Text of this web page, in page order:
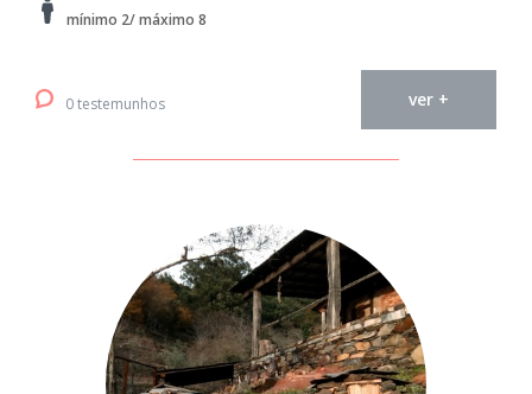
mínimo 2/ máximo 8
0 testemunhos ver +